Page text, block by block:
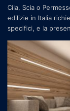
Cila, Scia o
edilizie in Italia
specifici, e la